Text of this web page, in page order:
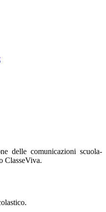
delle comunicazioni scuola-
ClasseViva.